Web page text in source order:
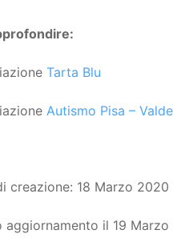
Tarta Blu
Autismo Pisa –
creazione: 18 Marzo 2020
aggiornamento il 19